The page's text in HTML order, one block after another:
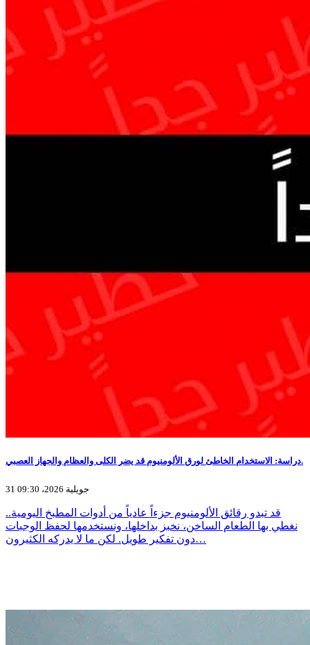
دراسة: الاستخدام الخاطئ لورق الألومنيوم قد يضر الكلى والعظام والجهاز العصبي.
31 جويلية 2026، 09:30
قد تبدو رقائق الألومنيوم جزءاً عادياً من أدوات المطبخ اليومية..
نغطي بها الطعام الساخن، نخبز بداخلها، ونستخدمها لحفظ الوجبات
دون تفكير طويل. لكن ما لا يدركه الكثيرون…